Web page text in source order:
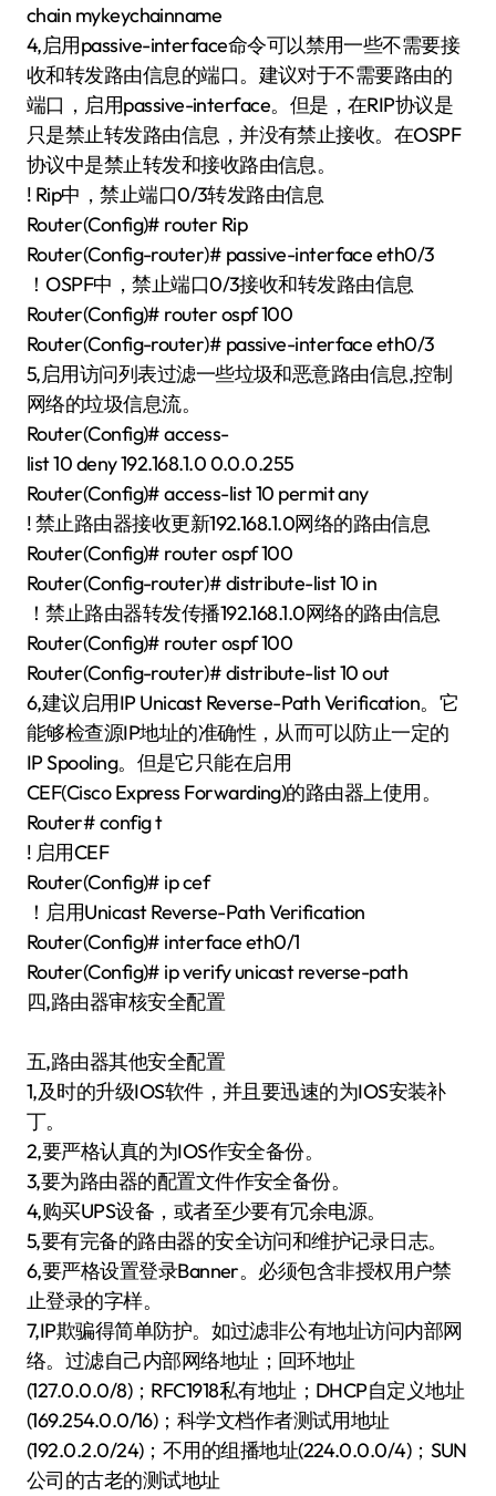
chain mykeychainname
4,启用passive-interface命令可以禁用一些不需要接
收和转发路由信息的端口。建议对于不需要路由的
端口，启用passive-interface。但是，在RIP协议是
只是禁止转发路由信息，并没有禁止接收。在OSPF
协议中是禁止转发和接收路由信息。
! Rip中，禁止端口0/3转发路由信息
Router(Config)# router Rip
Router(Config-router)# passive-interface eth0/3
！OSPF中，禁止端口0/3接收和转发路由信息
Router(Config)# router ospf 100
Router(Config-router)# passive-interface eth0/3
5,启用访问列表过滤一些垃圾和恶意路由信息,控制
网络的垃圾信息流。
Router(Config)# access-
list 10 deny 192.168.1.0 0.0.0.255
Router(Config)# access-list 10 permit any
! 禁止路由器接收更新192.168.1.0网络的路由信息
Router(Config)# router ospf 100
Router(Config-router)# distribute-list 10 in
！禁止路由器转发传播192.168.1.0网络的路由信息
Router(Config)# router ospf 100
Router(Config-router)# distribute-list 10 out
6,建议启用IP Unicast Reverse-Path Verification。它
能够检查源IP地址的准确性，从而可以防止一定的
IP Spooling。但是它只能在启用
CEF(Cisco Express Forwarding)的路由器上使用。
Router# config t
! 启用CEF
Router(Config)# ip cef
！启用Unicast Reverse-Path Verification
Router(Config)# interface eth0/1
Router(Config)# ip verify unicast reverse-path
四,路由器审核安全配置
五,路由器其他安全配置
1,及时的升级IOS软件，并且要迅速的为IOS安装补
丁。
2,要严格认真的为IOS作安全备份。
3,要为路由器的配置文件作安全备份。
4,购买UPS设备，或者至少要有冗余电源。
5,要有完备的路由器的安全访问和维护记录日志。
6,要严格设置登录Banner。必须包含非授权用户禁
止登录的字样。
7,IP欺骗得简单防护。如过滤非公有地址访问内部网
络。过滤自己内部网络地址；回环地址
(127.0.0.0/8)；RFC1918私有地址；DHCP自定义地址
(169.254.0.0/16)；科学文档作者测试用地址
(192.0.2.0/24)；不用的组播地址(224.0.0.0/4)；SUN
公司的古老的测试地址